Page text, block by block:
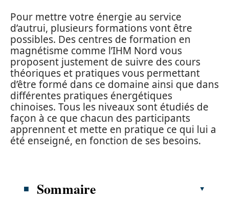
Pour mettre votre énergie au service
d’autrui, plusieurs formations vont être
possibles. Des centres de formation en
magnétisme comme l’IHM Nord vous
proposent justement de suivre des cours
théoriques et pratiques vous permettant
d’être formé dans ce domaine ainsi que dans
différentes pratiques énergétiques
chinoises. Tous les niveaux sont étudiés de
façon à ce que chacun des participants
apprennent et mette en pratique ce qui lui a
été enseigné, en fonction de ses besoins.
Sommaire